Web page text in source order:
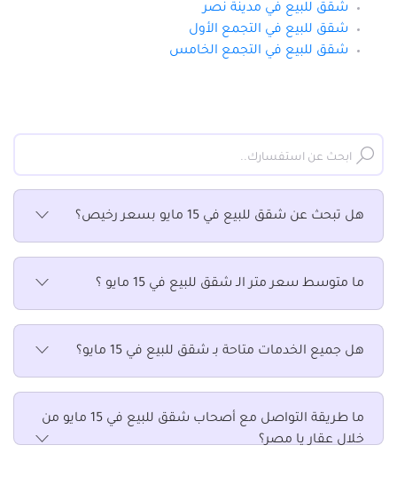
شقق للبيع في الرحاب
شقق للبيع بالفسطاط الجديدة
شقق للبيع في مدينة نور
شقق للبيع في مدينتي
شقق للبيع في مصر الجديدة
شقق للبيع في منشأة ناصر
شقق للبيع في ميدان هليوبوليس بمصر الجديدة
شقق للبيع في ميفيدا التجمع الخامس
شقق للبيع في هليوبوليس الجديدة
شقق للبيع في مدينة نصر
شقق للبيع في التجمع الأول
شقق للبيع في التجمع الخامس
هل تبحث عن شقق للبيع في 15 مايو بسعر رخيص؟
ما متوسط سعر متر الـ شقق للبيع في 15 مايو ؟
هل جميع الخدمات متاحة بـ شقق للبيع في 15 مايو؟
ما طريقة التواصل مع أصحاب شقق للبيع في 15 مايو من
خلال عقار يا مصر؟